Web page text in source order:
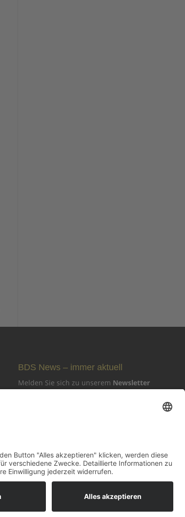
BDS News – immer aktuell
Melden Sie sich zu unserem Newsletter
Zur Anmeldung